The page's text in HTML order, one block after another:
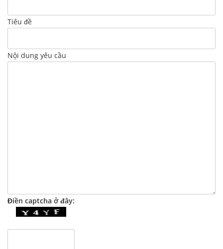
Tiêu đề
Nội dung yêu cầu
Điền captcha ở đây: